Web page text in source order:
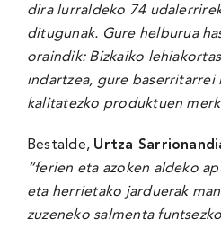
dira lurraldeko 74
ditugunak. Gure helburua
oraindik: Bizkaiko
indartzea, gure baserritarrei
kalitatezko produktuen
Bestalde, Urtza
“ferien eta azoken aldeko
eta herrietako jarduerak
zuzeneko salmenta